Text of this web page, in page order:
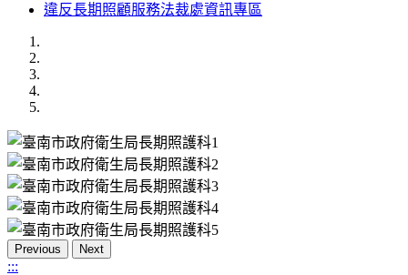
違反長期照顧服務法裁處資訊專區
Previous Next
:::